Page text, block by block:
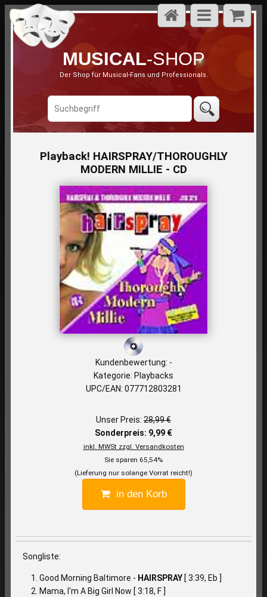
MUSICAL-SHOP
Der Shop für Musical-Fans und Professionals.
Playback! HAIRSPRAY/THOROUGHLY
MODERN MILLIE - CD
Kundenbewertung: -
Kategorie: Playbacks
UPC/EAN: 077712803281
Unser Preis: 28,99 €
Sonderpreis: 9,99 €
inkl. MWSt zzgl. Versandkosten
Sie sparen 65,54%
(Lieferung nur solange Vorrat reicht!)
in den Korb
Songliste:
Good Morning Baltimore - HAIRSPRAY [ 3:39, Eb ]
Mama, I'm A Big Girl Now [ 3:18, F ]